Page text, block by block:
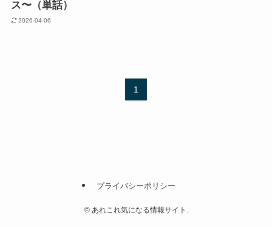
ス〜（単話）
2026-04-06
1
プライバシーポリシー
©あれこれ気になる情報サイト.